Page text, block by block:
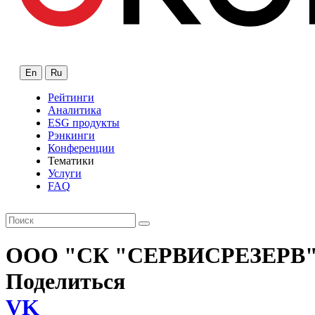
En Ru
Рейтинги
Аналитика
ESG продукты
Рэнкинги
Конференции
Тематики
Услуги
FAQ
ООО "СК
Поделиться
VK